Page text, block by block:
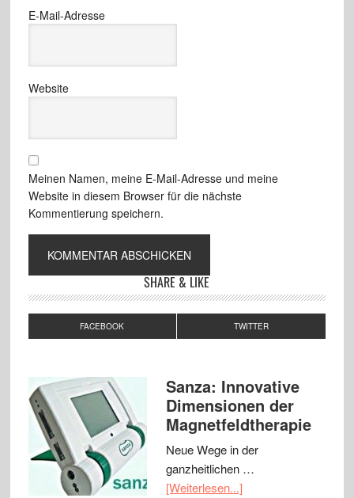
E-Mail-Adresse
Website
Meinen Namen, meine E-Mail-Adresse und meine
Website in diesem Browser für die nächste
Kommentierung speichern.
SHARE & LIKE
FACEBOOK TWITTER
Sanza: Innovative
Dimensionen der
Magnetfeldtherapie
Neue Wege in der
ganzheitlichen …
[Weiterlesen...]